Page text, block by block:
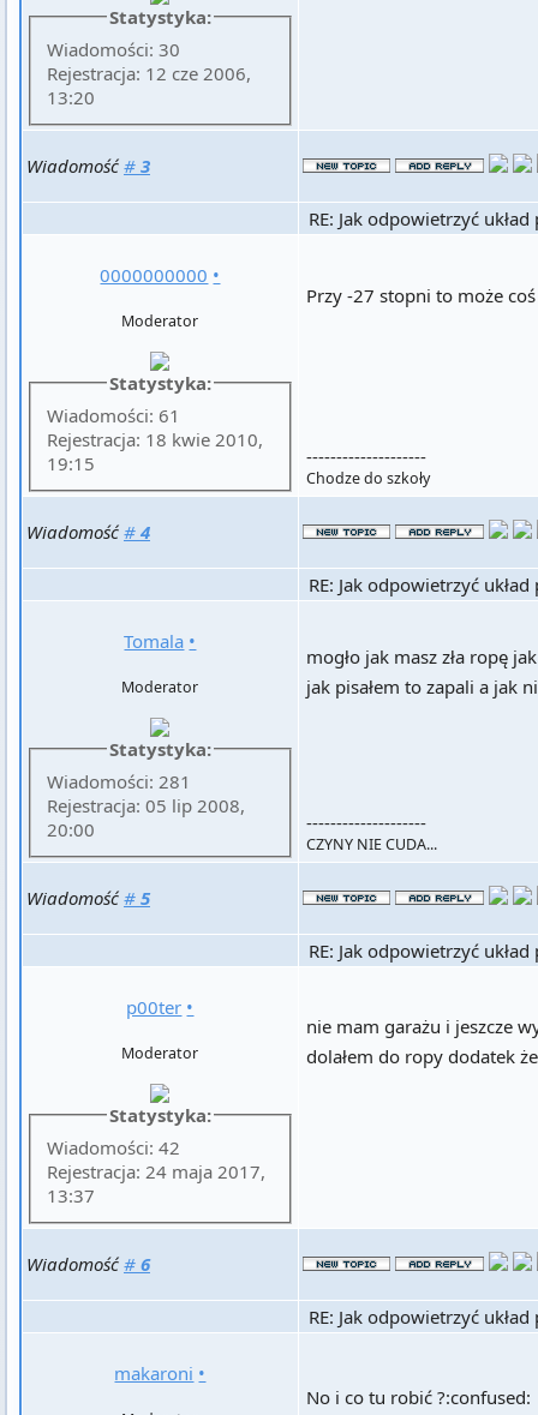
Statystyka:
Wiadomości: 30
Rejestracja: 12 cze 2006,
13:20
Wiadomość # 3
RE: Jak odpowietrzyć
0000000000 •
Moderator
Statystyka:
Wiadomości: 61
Rejestracja: 18 kwie 2010,
19:15
Przy -27 stopni to może
--------------------
Chodze do szkoły
Wiadomość # 4
RE: Jak odpowietrzyć
Tomala •
Moderator
Statystyka:
Wiadomości: 281
Rejestracja: 05 lip 2008,
20:00
mogło jak masz zła ropę
jak pisałem to zapali a jak
--------------------
CZYNY NIE CUDA...
Wiadomość # 5
RE: Jak odpowietrzyć
p00ter •
Moderator
Statystyka:
Wiadomości: 42
Rejestracja: 24 maja 2017,
13:37
nie mam garażu i jeszcze
dolałem do ropy dodatek
Wiadomość # 6
RE: Jak odpowietrzyć
makaroni •
No i co tu robić ?:confused: